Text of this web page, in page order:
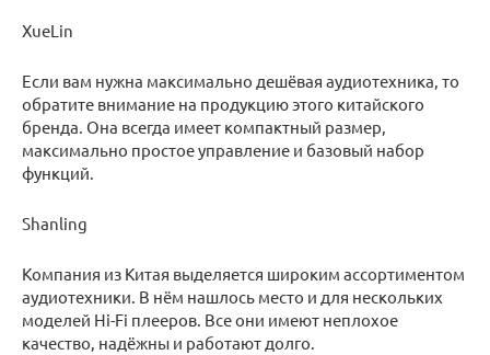
XueLin
Если вам нужна максимально дешёвая аудиотехника, то
обратите внимание на продукцию этого китайского
бренда. Она всегда имеет компактный размер,
максимально простое управление и базовый набор
функций.
Shanling
Компания из Китая выделяется широким ассортиментом
аудиотехники. В нём нашлось место и для нескольких
моделей Hi-Fi плееров. Все они имеют неплохое
качество, надёжны и работают долго.